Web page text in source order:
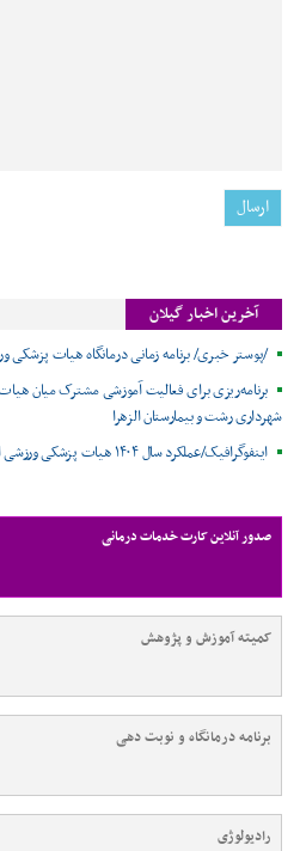
آخرین اخبار گیلان
/پوستر خبری/ برنامه زمانی درمانگاه هیات پزشکی
برنامه‌ریزی برای فعالیت آموزشی مشترک میان
شهرداری رشت و بیمارستان الزهرا
اینفوگرافیک/عملکرد سال ۱۴۰۴ هیات پزشکی ورزشی استان گیلان
صدور آنلاین کارت خدمات درمانی
کمیته آموزش و پژوهش
برنامه درمانگاه و نوبت دهی
رادیولوژی